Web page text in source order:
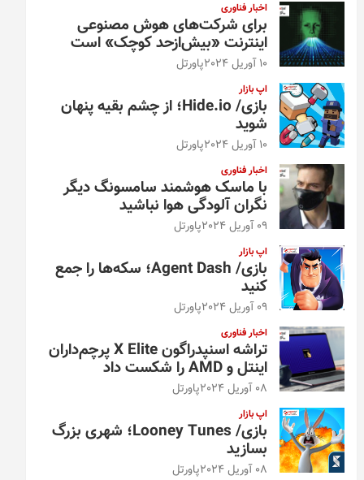
اخبار فناوری
برای شرکت‌های هوش مصنوعی
اینترنت «بیش‌از‌حد کوچک» است
10 آوریل 2024 پاورتل
اپ بازار
بازی/ Hide.io؛ از چشم بقیه پنهان
شوید
10 آوریل 2024 پاورتل
اخبار فناوری
با ماسک هوشمند سامسونگ دیگر
نگران آلودگی هوا نباشید
09 آوریل 2024 پاورتل
اپ بازار
بازی/ Agent Dash؛ سکه‌ها را جمع
کنید
09 آوریل 2024 پاورتل
اخبار فناوری
تراشه اسنپدراگون X Elite پرچم‌داران
اینتل و AMD را شکست داد
08 آوریل 2024 پاورتل
اپ بازار
بازی/ Looney Tunes؛ شهری بزرگ
بسازید
08 آوریل 2024 پاورتل